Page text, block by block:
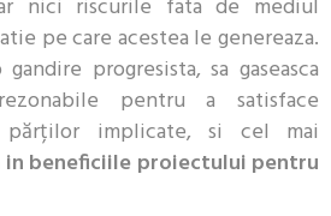
nici riscurile fata de mediul
pe care acestea le genereaza.
progresista, sa gaseasca
pentru a satisface
implicate, si cel mai
in beneficiile proiectului pentru